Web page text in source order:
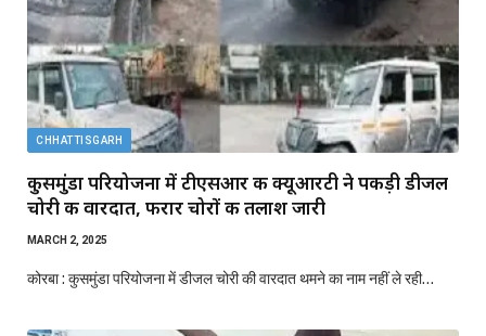
CHHATTISGARH
कुसमुंडा परियोजना में टीएसआर की क्यूआरटी ने पकड़ी डीजल
चोरी की वारदात, फरार चोरों की तलाश जारी
MARCH 2, 2025
कोरबा : कुसमुंडा परियोजना में डीजल चोरी की वारदात थमने का नाम नहीं ले रही…